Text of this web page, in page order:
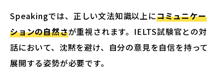
Speakingでは、正しい文法知識以上にコミュニケー
ションの自然さが重視されます。IELTS試験官との対
話において、沈黙を避け、自分の意見を自信を持って
展開する姿勢が必要です。